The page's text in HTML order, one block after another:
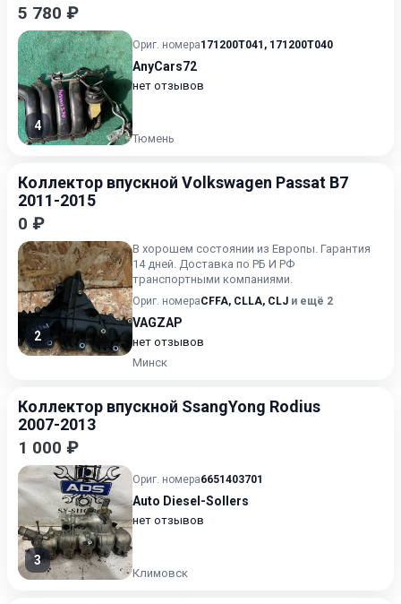
5 780 ₽
4
Ориг. номера171200T041 , 171200T040
AnyCars72
нет отзывов
Тюмень
Коллектор впускной Volkswagen Passat B7
2011-2015
0 ₽
2
В хорошем состоянии из Европы. Гарантия
14 дней. Доставка по РБ И РФ
транспортными компаниями.
Ориг. номераCFFA, CLLA, CLJ и ещё 2
VAGZAP
нет отзывов
Минск
Коллектор впускной SsangYong Rodius
2007-2013
1 000 ₽
3
Ориг. номера6651403701
Auto Diesel-Sollers
нет отзывов
Климовск